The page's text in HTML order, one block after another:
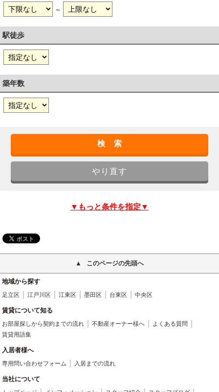
～
駅徒歩
築年数
▼もっと条件を指定▼
このページの先頭へ
地域から探す
足立区 江戸川区 江東区 墨田区 台東区 中央区
賃貸について知る
お部屋探しから契約までの流れ 不動産オーナー様へ
よくある質問
賃貸用語集
入居者様へ
専用問い合わせフォーム 入居までの流れ
当社について